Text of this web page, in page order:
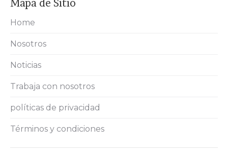
Mapa de Sitio
Home
Nosotros
Noticias
Trabaja con nosotros
políticas de privacidad
Términos y condiciones